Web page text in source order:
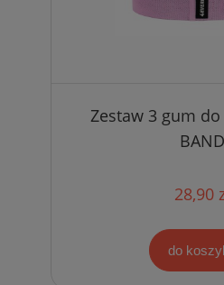
Zestaw 3 gum do
BAND
28,90
do